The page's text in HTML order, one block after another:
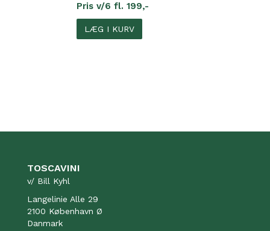
Pris v/6 fl. 199,-
LÆG I KURV
TOSCAVINI
v/ Bill Kyhl
Langelinie Alle 29
2100 København Ø
Danmark